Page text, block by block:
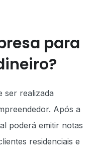
para
ser realizada
Após a
poderá emitir notas
residenciais e